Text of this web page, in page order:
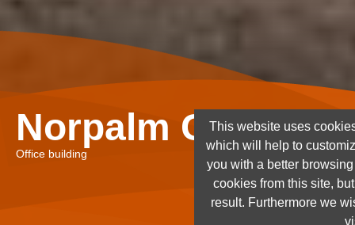
Norpalm Ghana
Office building
This website uses
which will help to
you with a better
cookies from this site,
result. Furthermore we